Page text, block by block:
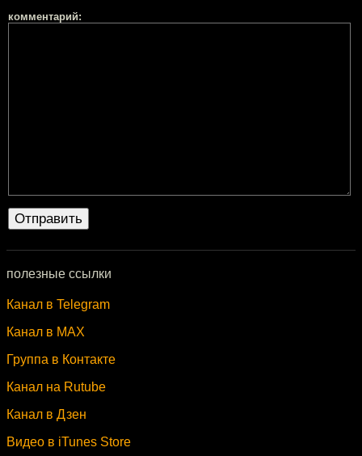
комментарий:
полезные ссылки
Канал в Telegram
Канал в MAX
Группа в Контакте
Канал на Rutube
Канал в Дзен
Видео в iTunes Store